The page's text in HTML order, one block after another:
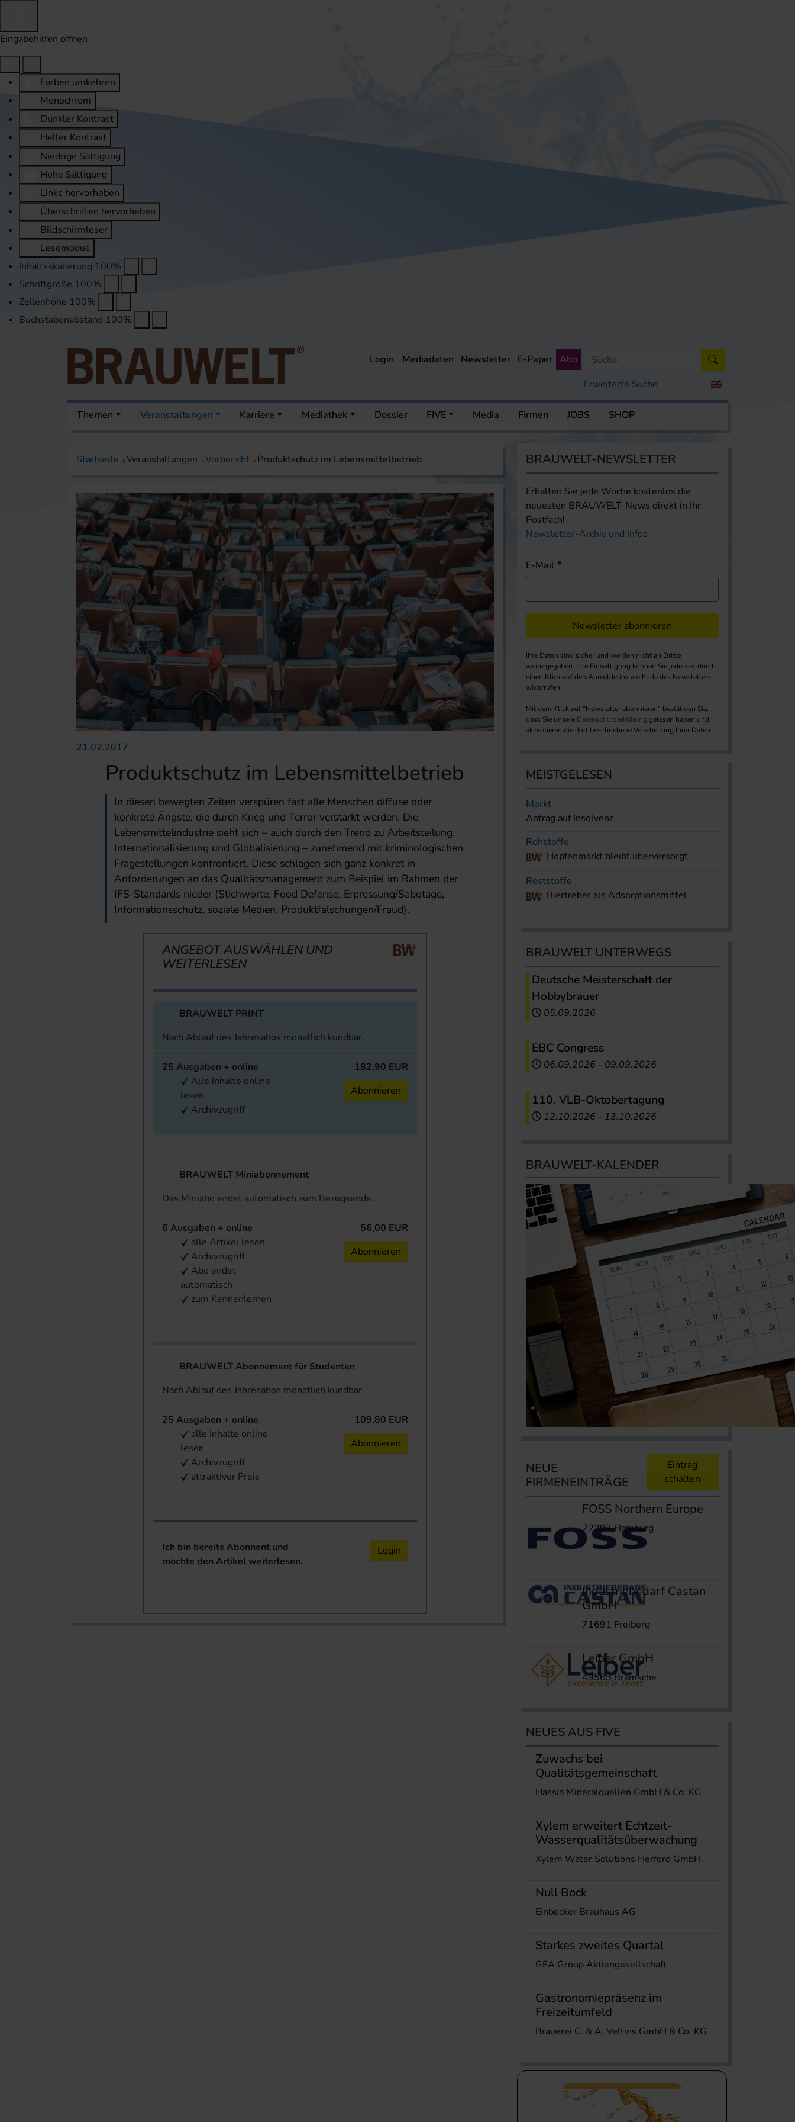
Eingabehilfen öffnen
Farben umkehren
Monochrom
Dunkler Kontrast
Heller Kontrast
Niedrige Sättigung
Hohe Sättigung
Links hervorheben
Überschriften hervorheben
Bildschirmleser
Lesemodus
Inhaltsskalierung 100%
Schriftgröße 100%
Zeilenhöhe 100%
Buchstabenabstand 100%
Erweiterte Suche
Login Mediadaten Newsletter E-Paper Abo
Themen Veranstaltungen Karriere Mediathek Dossier FIVE Media Firmen JOBS SHOP
Startseite Veranstaltungen Vorbericht Produktschutz im Lebensmittelbetrieb
21.02.2017
Produktschutz im Lebensmittelbetrieb
In diesen bewegten Zeiten verspüren fast alle Menschen diffuse oder
konkrete Ängste, die durch Krieg und Terror verstärkt werden. Die
Lebensmittelindustrie sieht sich – auch durch den Trend zu Arbeitsteilung,
Internationalisierung und Globalisierung – zunehmend mit kriminologischen
Fragestellungen konfrontiert. Diese schlagen sich ganz konkret in
Anforderungen an das Qualitätsmanagement zum Beispiel im Rahmen der
IFS-Standards nieder (Stichworte: Food Defense, Erpressung/Sabotage,
Informationsschutz, soziale Medien, Produktfälschungen/Fraud).
ANGEBOT AUSWÄHLEN UND
WEITERLESEN
BRAUWELT PRINT
Nach Ablauf des Jahresabos monatlich kündbar.
25 Ausgaben + online
Alle Inhalte online
lesen
Archivzugriff
182,90 EUR
Abonnieren
BRAUWELT Miniabonnement
Das Miniabo endet automatisch zum Bezugsende.
6 Ausgaben + online
alle Artikel lesen
Archivzugriff
Abo endet
automatisch
zum Kennenlernen
56,00 EUR
Abonnieren
BRAUWELT Abonnement für Studenten
Nach Ablauf des Jahresabos monatlich kündbar.
25 Ausgaben + online
alle Inhalte online
lesen
Archivzugriff
attraktiver Preis
109,80 EUR
Abonnieren
Ich bin bereits Abonnent und
möchte den Artikel weiterlesen.
Login
BRAUWELT-NEWSLETTER
Erhalten Sie jede Woche kostenlos die
neuesten BRAUWELT-News direkt in Ihr
Postfach!
Newsletter-Archiv und Infos
E-Mail
Newsletter abonnieren
Ihre Daten sind sicher und werden nicht an Dritte
weitergegeben. Ihre Einwilligung können Sie jederzeit durch
einen Klick auf den Abmeldelink am Ende des Newsletters
widerrufen.
Mit dem Klick auf "Newsletter abonnieren" bestätigen Sie,
dass Sie unsere Datenschutzerklärung gelesen haben und
akzeptieren die dort beschriebene Verarbeitung Ihrer Daten.
MEISTGELESEN
Markt
Antrag auf Insolvenz
Rohstoffe
Hopfenmarkt bleibt überversorgt
Reststoffe
Biertreber als Adsorptionsmittel
BRAUWELT UNTERWEGS
Deutsche Meisterschaft der
Hobbybrauer
05.09.2026
EBC Congress
06.09.2026 - 09.09.2026
110. VLB-Oktobertagung
12.10.2026 - 13.10.2026
BRAUWELT-KALENDER
NEUE
FIRMENEINTRÄGE
Eintrag
schalten
FOSS Northern Europe
22297 Hamburg
Industriebedarf Castan
GmbH
71691 Freiberg
Leiber GmbH
49565 Bramsche
NEUES AUS FIVE
Zuwachs bei
Qualitätsgemeinschaft
Hassia Mineralquellen GmbH & Co. KG
Xylem erweitert Echtzeit-
Wasserqualitätsüberwachung
Xylem Water Solutions Herford GmbH
Null Bock
Einbecker Brauhaus AG
Starkes zweites Quartal
GEA Group Aktiengesellschaft
Gastronomiepräsenz im
Freizeitumfeld
Brauerei C. & A. Veltins GmbH & Co. KG